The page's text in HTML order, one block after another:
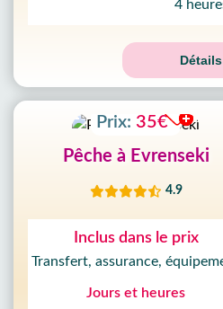
4
Détails
Prix: 35€
Pêche à Evrenseki
4.9
Inclus dans le prix
Transfert, assurance,
Jours et heures